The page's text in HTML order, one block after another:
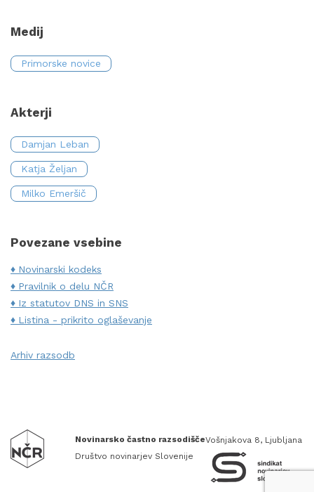
Medij
Primorske novice
Akterji
Damjan Leban
Katja Željan
Milko Emeršič
Povezane vsebine
Novinarski kodeks
Pravilnik o delu NČR
Iz statutov DNS in SNS
Listina - prikrito oglaševanje
Arhiv razsodb
Novinarsko častno razsodišče
Društvo novinarjev Slovenije
Vošnjakova 8, Ljubljana